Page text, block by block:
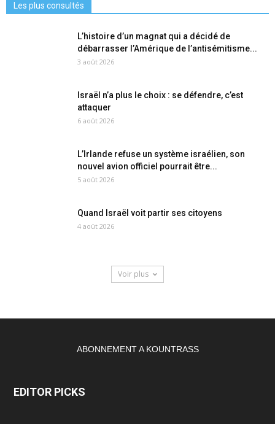
Les plus consultés
L’histoire d’un magnat qui a décidé de
débarrasser l’Amérique de l’antisémitisme...
3 août 2026
Israël n’a plus le choix : se défendre, c’est
attaquer
6 août 2026
L’Irlande refuse un système israélien, son
nouvel avion officiel pourrait être...
5 août 2026
Quand Israël voit partir ses citoyens
4 août 2026
Voir plus
ABONNEMENT A KOUNTRASS
EDITOR PICKS